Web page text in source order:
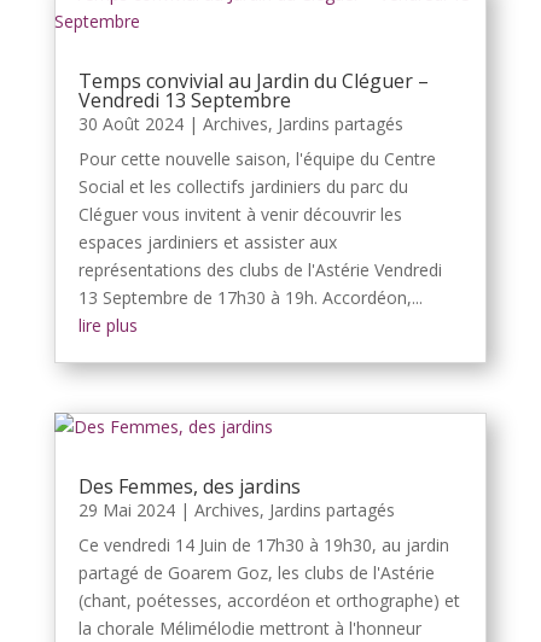
Temps convivial au Jardin du Cléguer –
Vendredi 13 Septembre
30 Août 2024| Archives, Jardins partagés
Pour cette nouvelle saison, l'équipe du Centre
Social et les collectifs jardiniers du parc du
Cléguer vous invitent à venir découvrir les
espaces jardiniers et assister aux
représentations des clubs de l'Astérie Vendredi
13 Septembre de 17h30 à 19h. Accordéon,...
lire plus
Des Femmes, des jardins
29 Mai 2024| Archives, Jardins partagés
Ce vendredi 14 Juin de 17h30 à 19h30, au jardin
partagé de Goarem Goz, les clubs de l'Astérie
(chant, poétesses, accordéon et orthographe) et
la chorale Mélimélodie mettront à l'honneur